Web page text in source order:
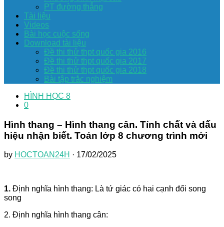
PT đường thẳng
Tài liệu
Videos
Bài học cuộc sống
Download tài liệu
Đề thi thử thpt quốc gia 2016
Đề thi thử thpt quốc gia 2017
Đề thi thử thpt quốc gia 2018
Bài tập trắc nghiệm
HÌNH HỌC 8
0
Hình thang – Hình thang cân. Tính chất và dấu
hiệu nhận biết. Toán lớp 8 chương trình mới
by HOCTOAN24H · 17/02/2025
1. Định nghĩa hình thang: Là tứ giác có hai cạnh đối song
song
2. Định nghĩa hình thang cân: